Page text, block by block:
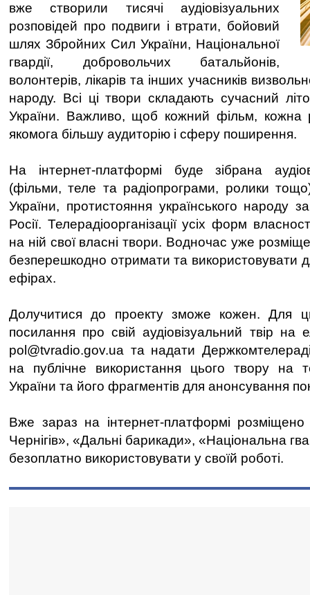
вже створили тисячі аудіовізуальних
розповідей про подвиги і втрати, бойовий
шлях Збройних Сил України, Національної
гвардії, добровольчих батальйонів,
волонтерів, лікарів та інших учасників
народу. Всі ці твори складають сучасний
України. Важливо, щоб кожний фільм, кожна
якомога більшу аудиторію і сферу поширення.
На інтернет-платформі буде зібрана
(фільми, теле та радіопрограми, ролики
України, протистояння українського народу
Росії. Телерадіоорганізації усіх форм
на ній свої власні твори. Водночас уже
безперешкодно отримати та використовувати
ефірах.
Долучитися до проекту зможе кожен. Для
посилання про свій аудіовізуальний твір на
pol@tvradio.gov.ua та надати
на публічне використання цього твору на
України та його фрагментів для анонсування
Вже зараз на інтернет-платформі
Чернігів», «Дальні барикади», «Національна
безоплатно використовувати у своїй роботі.